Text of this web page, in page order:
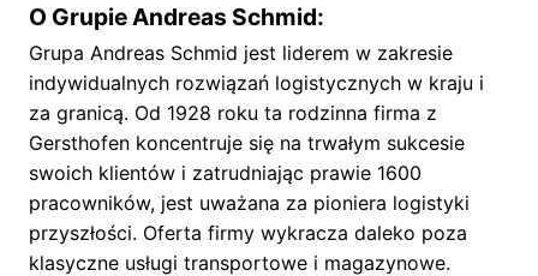
O Grupie Andreas Schmid:
Grupa Andreas Schmid jest liderem w zakresie
indywidualnych rozwiązań logistycznych w kraju i
za granicą. Od 1928 roku ta rodzinna firma z
Gersthofen koncentruje się na trwałym sukcesie
swoich klientów i zatrudniając prawie 1600
pracowników, jest uważana za pioniera logistyki
przyszłości. Oferta firmy wykracza daleko poza
klasyczne usługi transportowe i magazynowe.